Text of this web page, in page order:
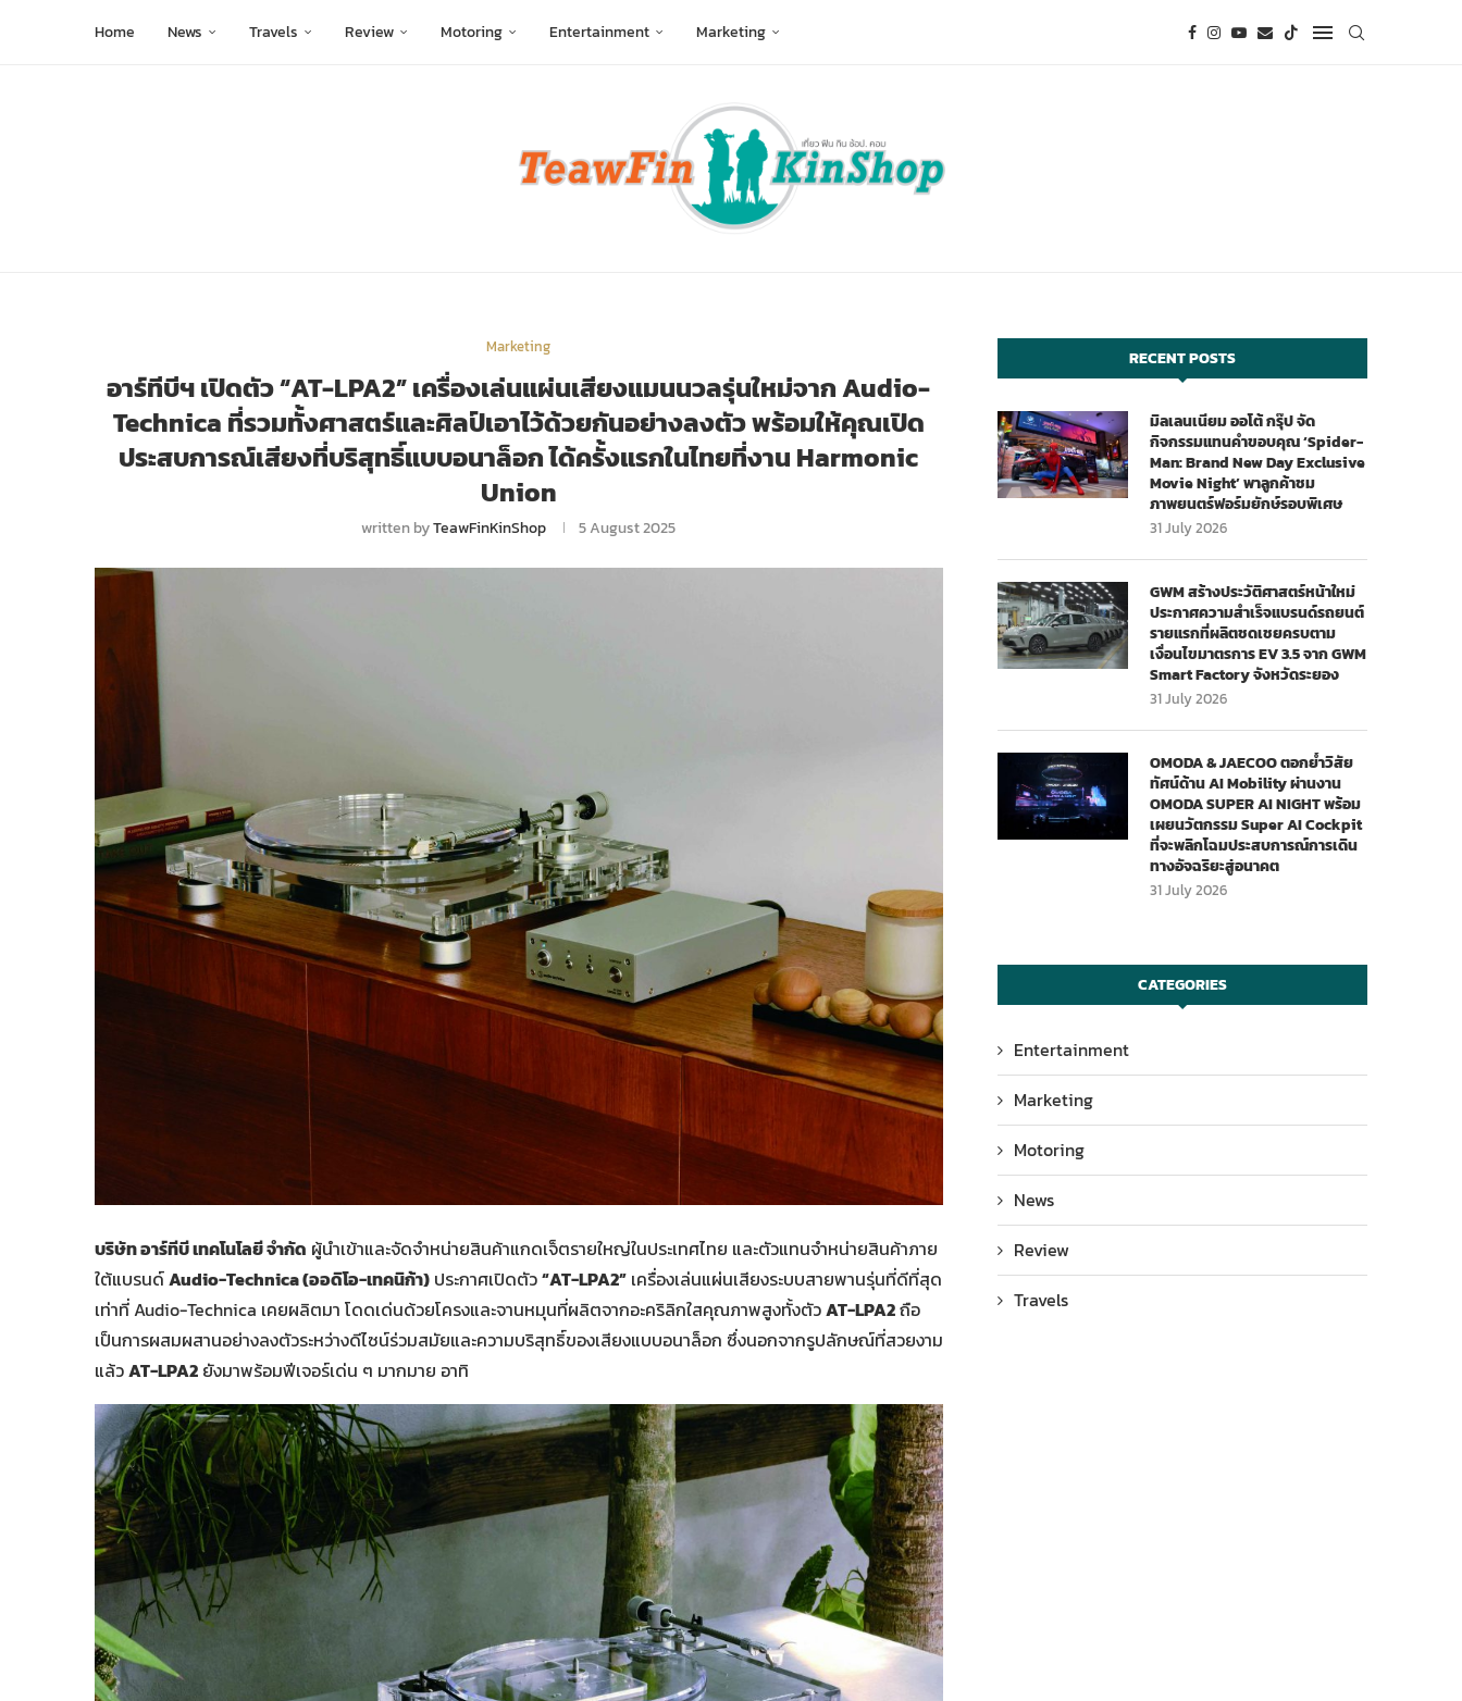
Home News Travels Review Motoring Entertainment Marketing
Marketing
อาร์ทีบีฯ เปิดตัว “AT-LPA2” เครื่องเล่นแผ่นเสียงแมนนวลรุ่นใหม่จาก Audio-
Technica ที่รวมทั้งศาสตร์และศิลป์เอาไว้ด้วยกันอย่างลงตัว พร้อมให้คุณเปิด
ประสบการณ์เสียงที่บริสุทธิ์แบบอนาล็อก ได้ครั้งแรกในไทยที่งาน Harmonic
Union
written byTeawFinKinShop 5 August 2025
บริษัท อาร์ทีบี เทคโนโลยี จำกัด ผู้นำเข้าและจัดจำหน่ายสินค้าแกดเจ็ตรายใหญ่ในประเทศไทย และตัวแทนจำหน่ายสินค้าภาย
ใต้แบรนด์Audio-Technica (ออดิโอ-เทคนิก้า) ประกาศเปิดตัว“AT-LPA2” เครื่องเล่นแผ่นเสียงระบบสายพานรุ่นที่ดีที่สุด
เท่าที่ Audio-Technica เคยผลิตมา โดดเด่นด้วยโครงและจานหมุนที่ผลิตจากอะคริลิกใสคุณภาพสูงทั้งตัวAT-LPA2ถือ
เป็นการผสมผสานอย่างลงตัวระหว่างดีไซน์ร่วมสมัยและความบริสุทธิ์ของเสียงแบบอนาล็อก ซึ่งนอกจากรูปลักษณ์ที่สวยงาม
แล้วAT-LPA2 ยังมาพร้อมฟีเจอร์เด่น ๆ มากมาย อาทิ
RECENT POSTS
มิลเลนเนียม ออโต้ กรุ๊ป จัด
กิจกรรมแทนคำขอบคุณ ‘Spider-
Man: Brand New Day Exclusive
Movie Night’ พาลูกค้าชม
ภาพยนตร์ฟอร์มยักษ์รอบพิเศษ
31 July 2026
GWM สร้างประวัติศาสตร์หน้าใหม่
ประกาศความสำเร็จแบรนด์รถยนต์
รายแรกที่ผลิตชดเชยครบตาม
เงื่อนไขมาตรการ EV 3.5 จาก GWM
Smart Factory จังหวัดระยอง
31 July 2026
OMODA & JAECOO ตอกย้ำวิสัย
ทัศน์ด้าน AI Mobility ผ่านงาน
OMODA SUPER AI NIGHT พร้อม
เผยนวัตกรรม Super AI Cockpit
ที่จะพลิกโฉมประสบการณ์การเดิน
ทางอัจฉริยะสู่อนาคต
31 July 2026
CATEGORIES
Entertainment
Marketing
Motoring
News
Review
Travels